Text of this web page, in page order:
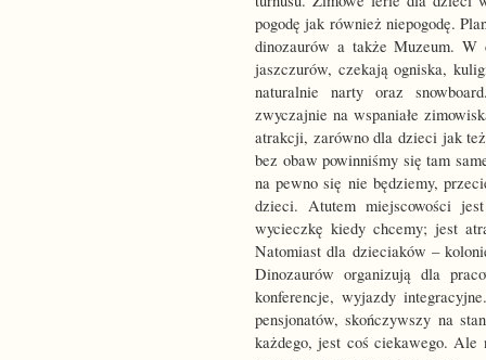
pogodę jak również niepogodę.
dinozaurów a także Muzeum. W
jaszczurów, czekają ogniska,
naturalnie narty oraz
zwyczajnie na wspaniałe
atrakcji, zarówno dla dzieci jak
bez obaw powinniśmy się tam
na pewno się nie będziemy,
dzieci. Atutem miejscowości
wycieczkę kiedy chcemy; jest
Natomiast dla dzieciaków –
Dinozaurów organizują dla
konferencje, wyjazdy
pensjonatów, skończywszy na
każdego, jest coś ciekawego.